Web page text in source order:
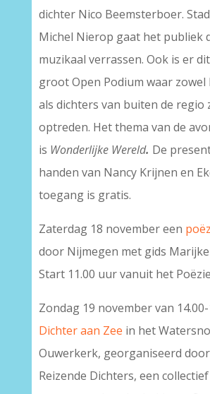
dichter Nico Beemsterboer.
Michel Nierop gaat het publiek
muzikaal verrassen. Ook is er
groot Open Podium waar zowel
als dichters van buiten de regio
optreden. Het thema van de
is Wonderlijke Wereld. De
handen van Nancy Krijnen en
toegang is gratis.
Zaterdag 18 november een
door Nijmegen met gids
Start 11.00 uur vanuit het
Zondag 19 november van
Dichter aan Zee in het
Ouwerkerk, georganiseerd
Reizende Dichters, een